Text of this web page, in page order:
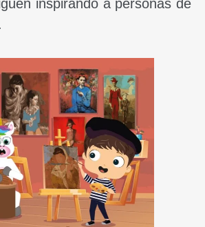
inspirando a personas de